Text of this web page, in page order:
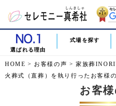
選ばれる理由
式場を探す
HOME > お客様の声 >家族葬
火葬式（直葬）を執り行ったお客様
お客